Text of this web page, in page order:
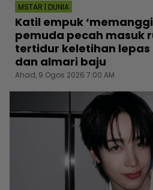
MSTAR | DUNIA
Katil empuk
pemuda pecah masuk
tertidur keletihan
dan almari baju
Ahad, 9 Ogos 2026 7:00 AM